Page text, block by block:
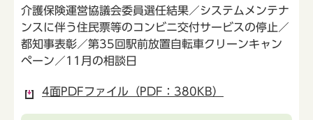
介護保険運営協議会委員選任結果／システムメンテナ
ンスに伴う住民票等のコンビニ交付サービスの停止／
都知事表彰／第35回駅前放置自転車クリーンキャン
ペーン／11月の相談日
4面PDFファイル（PDF：380KB）